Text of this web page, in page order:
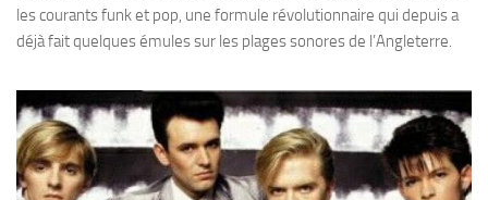
les courants funk et pop, une formule révolutionnaire qui depuis a
déjà fait quelques émules sur les plages sonores de l’Angleterre.